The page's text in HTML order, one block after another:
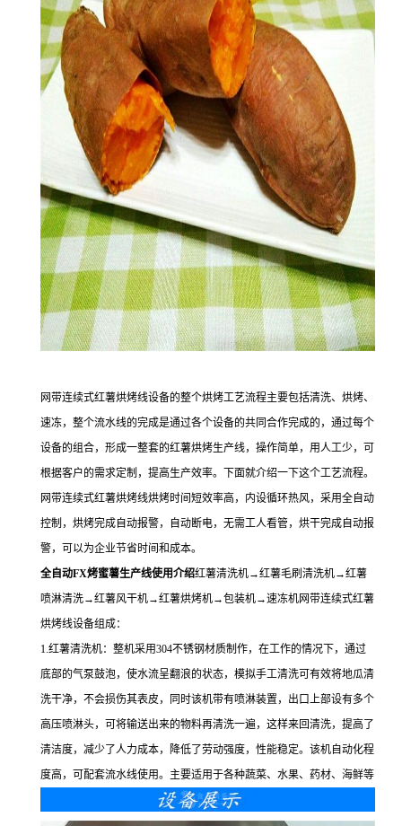
网带连续式红薯烘烤线设备的整个烘烤工艺流程主要包括清洗、烘烤、
速冻，整个流水线的完成是通过各个设备的共同合作完成的，通过每个
设备的组合，形成一整套的红薯烘烤生产线，操作简单，用人工少，可
根据客户的需求定制，提高生产效率。下面就介绍一下这个工艺流程。
网带连续式红薯烘烤线烘烤时间短效率高，内设循环热风，采用全自动
控制，烘烤完成自动报警，自动断电，无需工人看管，烘干完成自动报
警，可以为企业节省时间和成本。
全自动FX烤蜜薯生产线使用介绍红薯清洗机→红薯毛刷清洗机→红薯
喷淋清洗→红薯风干机→红薯烘烤机→包装机→速冻机网带连续式红薯
烘烤线设备组成：
1.红薯清洗机：整机采用304不锈钢材质制作，在工作的情况下，通过
底部的气泵鼓泡，使水流呈翻浪的状态，模拟手工清洗可有效将地瓜清
洗干净，不会损伤其表皮，同时该机带有喷淋装置，出口上部设有多个
高压喷淋头，可将输送出来的物料再清洗一遍，这样来回清洗，提高了
清洁度，减少了人力成本，降低了劳动强度，性能稳定。该机自动化程
度高，可配套流水线使用。主要适用于各种蔬菜、水果、药材、海鲜等